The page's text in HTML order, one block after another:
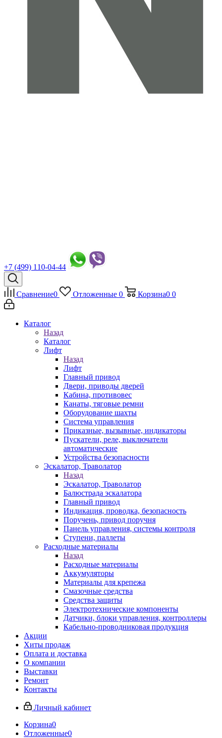
+7 (499) 110-04-44
Сравнение0 Отложенные 0 Корзина0 0
Каталог
Назад
Каталог
Лифт
Назад
Лифт
Главный привод
Двери, приводы дверей
Кабина, противовес
Канаты, тяговые ремни
Оборудование шахты
Система управления
Приказные, вызывные, индикаторы
Пускатели, реле, выключатели
автоматические
Устройства безопасности
Эскалатор, Траволатор
Назад
Эскалатор, Траволатор
Балюстрада эскалатора
Главный привод
Индикация, проводка, безопасность
Поручень, привод поручня
Панель управления, системы контроля
Ступени, паллеты
Расходные материалы
Назад
Расходные материалы
Аккумуляторы
Материалы для крепежа
Смазочные средства
Средства защиты
Электротехнические компоненты
Датчики, блоки управления, контроллеры
Кабельно-проводниковая продукция
Акции
Хиты продаж
Оплата и доставка
О компании
Выставки
Ремонт
Контакты
Личный кабинет
Корзина0
Отложенные0